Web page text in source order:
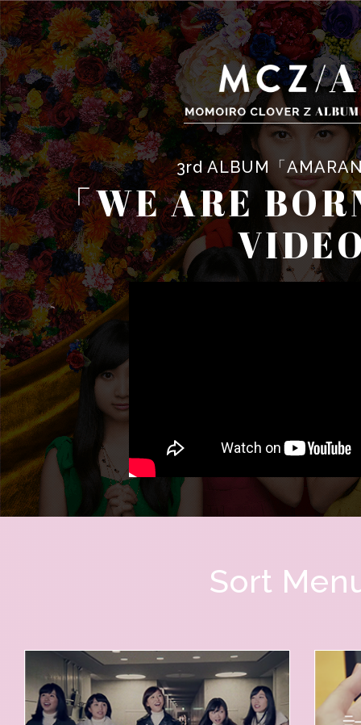
3rd ALBUM「
「WE ARE
Sort